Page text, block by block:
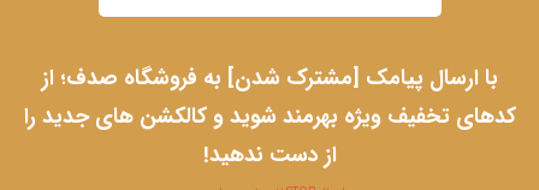
با ارسال پیامک [مشترک شدن] به فروشگاه صدف؛ از
کدهای تخفیف ویژه بهرمند شوید و کالکشن های جدید را
از دست ندهید!